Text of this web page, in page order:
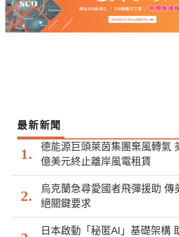
最新新聞
德能源巨頭萊茵集團棄風轉氣
億美元終止離岸風電租賃
烏克蘭急尋愛國者飛彈援助 傳
絕關鍵要求
日本啟動「秘匿AI」基礎架構